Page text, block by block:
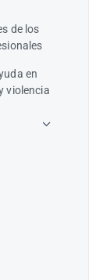
de los
en
violencia